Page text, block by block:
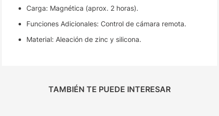
Carga: Magnética (aprox. 2 horas).
Funciones Adicionales: Control de cámara remota.
Material: Aleación de zinc y silicona.
TAMBIÉN TE PUEDE INTERESAR